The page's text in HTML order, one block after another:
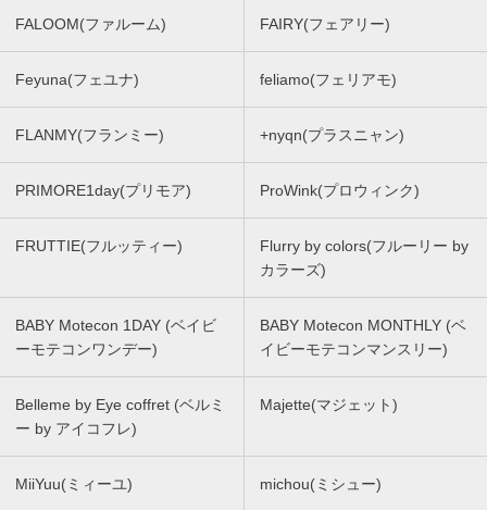
FALOOM(ファルーム) FAIRY(フェアリー)
Feyuna(フェユナ) feliamo(フェリアモ)
FLANMY(フランミー) +nyqn(プラスニャン)
PRIMORE1day(プリモア) ProWink(プロウィンク)
FRUTTIE(フルッティー)
Flurry by colors(フルーリー by
カラーズ)
BABY Motecon 1DAY (ベイビ
ーモテコンワンデー)
BABY Motecon MONTHLY (ベ
イビーモテコンマンスリー)
Belleme by Eye coffret (ベルミ
ー by アイコフレ)
Majette(マジェット)
MiiYuu(ミィーユ) michou(ミシュー)